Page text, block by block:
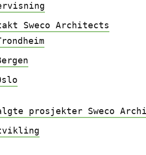
Sweco Architects
prosjekter Sweco